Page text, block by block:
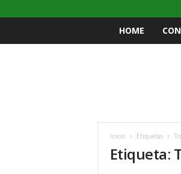
HOME
Inicio Etiquetas
Etiqueta: